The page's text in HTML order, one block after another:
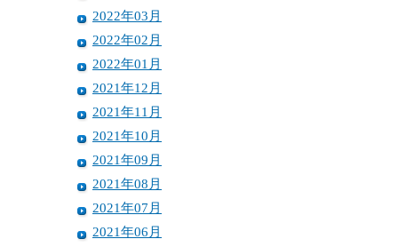
2022年03月
2022年02月
2022年01月
2021年12月
2021年11月
2021年10月
2021年09月
2021年08月
2021年07月
2021年06月